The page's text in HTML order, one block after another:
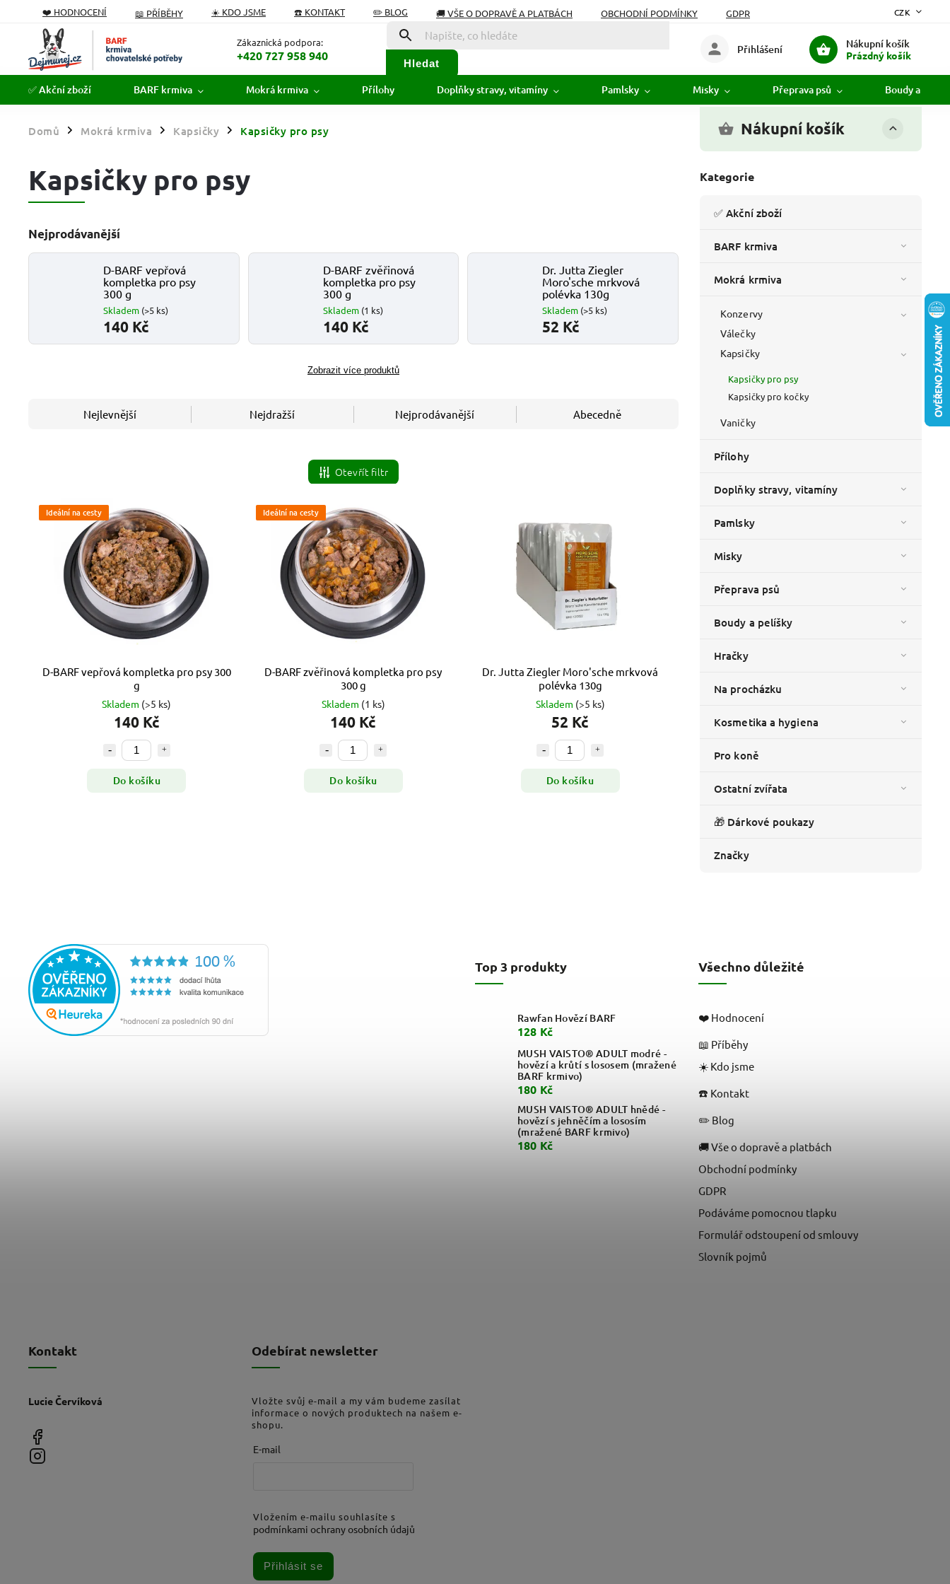
❤️ HODNOCENÍ 📖 PŘÍBĚHY ☀️ KDO JSME ☎️ KONTAKT ✏️ BLOG 🚚 VŠE O DOPRAVĚ A PLATBÁCH OBCHODNÍ PODMÍNKY
GDPR
PODÁVÁME POMOCNOU TLAPKU
SLOVNÍK POJMŮ
CZK
Zákaznická podpora:
+420 727 958 940
Hledat
Nákupní košík
Prázdný košík
Přihlášení
✅ Akční zboží BARF krmiva Mokrá krmiva Přílohy Doplňky stravy, vitamíny Pamlsky Misky Přeprava psů Boudy a
Domů / Mokrá krmiva / Kapsičky / Kapsičky pro psy Nákupní košík
Kategorie
✅ Akční zboží
BARF krmiva
Mokrá krmiva
Konzervy
Válečky
Kapsičky
Kapsičky pro psy
Kapsičky pro kočky
Vaničky
Přílohy
Doplňky stravy, vitamíny
Pamlsky
Misky
Přeprava psů
Boudy a pelíšky
Hračky
Na procházku
Kosmetika a hygiena
Pro koně
Ostatní zvířata
🎁 Dárkové poukazy
Značky
Kapsičky pro psy
Nejprodávanější
D-BARF vepřová
kompletka pro psy
300 g
Skladem (>5 ks)
140 Kč
D-BARF zvěřinová
kompletka pro psy
300 g
Skladem (1 ks)
140 Kč
Dr. Jutta Ziegler
Moro'sche mrkvová
polévka 130g
Skladem (>5 ks)
52 Kč
Zobrazit více produktů
Nejlevnější Nejdražší Nejprodávanější Abecedně
Otevřít filtr
Ideální na cesty
D-BARF vepřová kompletka pro psy 300
g
Skladem (>5 ks)
140 Kč
Do košíku
Ideální na cesty
D-BARF zvěřinová kompletka pro psy
300 g
Skladem (1 ks)
140 Kč
Do košíku
Dr. Jutta Ziegler Moro'sche mrkvová
polévka 130g
Skladem (>5 ks)
52 Kč
Do košíku
Top 3 produkty
Rawfan Hovězí BARF
128 Kč
MUSH VAISTO® ADULT modré -
hovězí a krůtí s lososem (mražené
BARF krmivo)
180 Kč
MUSH VAISTO® ADULT hnědé -
hovězí s jehněčím a lososím
(mražené BARF krmivo)
180 Kč
Všechno důležité
❤️ Hodnocení
📖 Příběhy
☀️ Kdo jsme
☎️ Kontakt
✏️ Blog
🚚 Vše o dopravě a platbách
Obchodní podmínky
GDPR
Podáváme pomocnou tlapku
Formulář odstoupení od smlouvy
Slovník pojmů
Kontakt
Lucie Červíková
Odebírat newsletter
Vložte svůj e-mail a my vám budeme zasílat
informace o nových produktech na našem e-
shopu.
E-mail
Vložením e-mailu souhlasíte s
podmínkami ochrany osobních údajů
Přihlásit se